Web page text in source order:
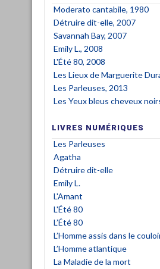
Moderato cantabile, 1980
Détruire dit-elle, 2007
Savannah Bay, 2007
Emily L., 2008
L'Été 80, 2008
Les Lieux de Marguerite
Les Parleuses, 2013
Les Yeux bleus cheveux
LIVRES NUMÉRIQUES
Les Parleuses
Agatha
Détruire dit-elle
Emily L.
L'Amant
L'Été 80
L’Été 80
L’Homme assis dans le
L’Homme atlantique
La Maladie de la mort